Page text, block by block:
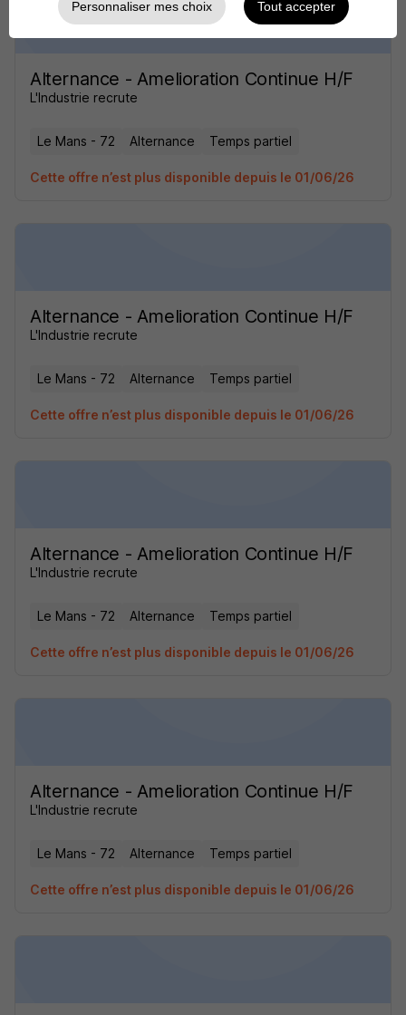
Alternance - Amelioration Continue H/F
L'Industrie recrute
Le Mans - 72 Alternance Temps partiel
Cette offre n’est plus disponible depuis le 01/06/26
Alternance - Amelioration Continue H/F
L'Industrie recrute
Le Mans - 72 Alternance Temps partiel
Cette offre n’est plus disponible depuis le 01/06/26
Alternance - Amelioration Continue H/F
L'Industrie recrute
Le Mans - 72 Alternance Temps partiel
Cette offre n’est plus disponible depuis le 01/06/26
Alternance - Amelioration Continue H/F
L'Industrie recrute
Le Mans - 72 Alternance Temps partiel
Cette offre n’est plus disponible depuis le 01/06/26
Personnaliser mes choix Tout accepter